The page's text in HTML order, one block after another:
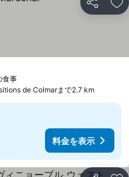
シェア お
食事
de Colmarまで2.7 km
料金を表示